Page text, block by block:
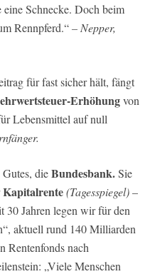
Schnecke. Doch beim
Rennpferd.“– Nepper,
für fast sicher hält, fängt
Erhöhungvon
Lebensmittel auf null
dieBundesbank.Sie
Kapitalrente(Tagesspiegel)–
30 Jahren legen wir für den
aktuell rund 140 Milliarden
Rentenfonds nach
„Viele Menschen